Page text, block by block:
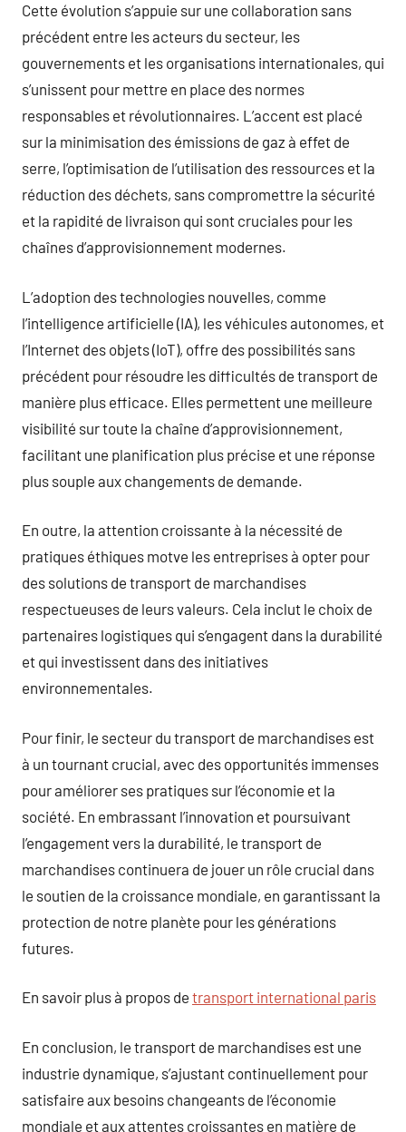
Cette évolution s’appuie sur une collaboration sans
précédent entre les acteurs du secteur, les
gouvernements et les organisations internationales, qui
s’unissent pour mettre en place des normes
responsables et révolutionnaires. L’accent est placé
sur la minimisation des émissions de gaz à effet de
serre, l’optimisation de l’utilisation des ressources et la
réduction des déchets, sans compromettre la sécurité
et la rapidité de livraison qui sont cruciales pour les
chaînes d’approvisionnement modernes.
L’adoption des technologies nouvelles, comme
l’intelligence artificielle (IA), les véhicules autonomes, et
l’Internet des objets (IoT), offre des possibilités sans
précédent pour résoudre les difficultés de transport de
manière plus efficace. Elles permettent une meilleure
visibilité sur toute la chaîne d’approvisionnement,
facilitant une planification plus précise et une réponse
plus souple aux changements de demande.
En outre, la attention croissante à la nécessité de
pratiques éthiques motve les entreprises à opter pour
des solutions de transport de marchandises
respectueuses de leurs valeurs. Cela inclut le choix de
partenaires logistiques qui s’engagent dans la durabilité
et qui investissent dans des initiatives
environnementales.
Pour finir, le secteur du transport de marchandises est
à un tournant crucial, avec des opportunités immenses
pour améliorer ses pratiques sur l’économie et la
société. En embrassant l’innovation et poursuivant
l’engagement vers la durabilité, le transport de
marchandises continuera de jouer un rôle crucial dans
le soutien de la croissance mondiale, en garantissant la
protection de notre planète pour les générations
futures.
En savoir plus à propos de transport international paris
En conclusion, le transport de marchandises est une
industrie dynamique, s’ajustant continuellement pour
satisfaire aux besoins changeants de l’économie
mondiale et aux attentes croissantes en matière de